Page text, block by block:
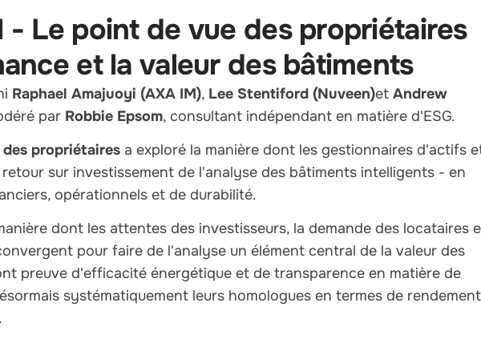
- Le point de vue des propriétaires
et la valeur des bâtiments
Raphael Amajuoyi (AXA IM), Lee Stentiford (Nuveen)et Andrew
par Robbie Epsom, consultant indépendant en matière d'ESG.
propriétaires a exploré la manière dont les gestionnaires d'actifs
sur investissement de l'analyse des bâtiments intelligents - en
opérationnels et de durabilité.
dont les attentes des investisseurs, la demande des locataires
pour faire de l'analyse un élément central de la valeur des
preuve d'efficacité énergétique et de transparence en matière de
systématiquement leurs homologues en termes de rendement